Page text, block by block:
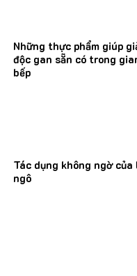
Những thực phẩm giúp
độc gan sẵn có trong
bếp
Tác dụng không ngờ của
ngô